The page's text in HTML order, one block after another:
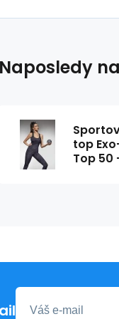
Naposledy
top
Top 50